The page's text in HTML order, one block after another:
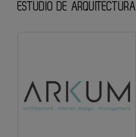
ESTUDIO DE ARQUITECTURA